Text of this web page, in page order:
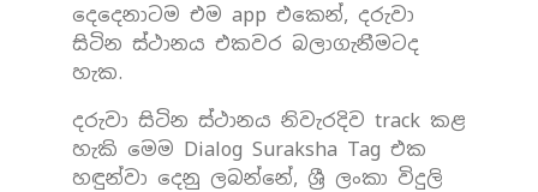
දෙදෙනාටම එම app එකෙන්, දරුවා
සිටින ස්ථානය එකවර බලාගැනීමටද
හැක.
දරුවා සිටින ස්ථානය නිවැරදිව track කළ
හැකි මෙම Dialog Suraksha Tag එක
හඳුන්වා දෙනු ලබන්නේ, ශ්‍රී ලංකා විදුලි